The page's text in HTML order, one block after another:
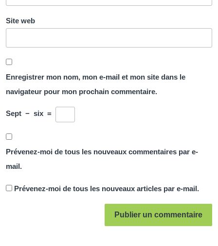
Site web
Enregistrer mon nom, mon e-mail et mon site dans le
navigateur pour mon prochain commentaire.
Sept − six =
Prévenez-moi de tous les nouveaux commentaires par e-
mail.
Prévenez-moi de tous les nouveaux articles par e-mail.